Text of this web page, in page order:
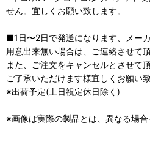
せん。宜しくお願い致します。
■1日〜2日で発送になります、メー
用意出来無い場合は、ご連絡させて頂
また、ご注文をキャンセルとさせて
ご了承いただけます様宜しくお願い致
※出荷予定(土日祝定休日除く)
※画像は実際の製品とは、異なる場合